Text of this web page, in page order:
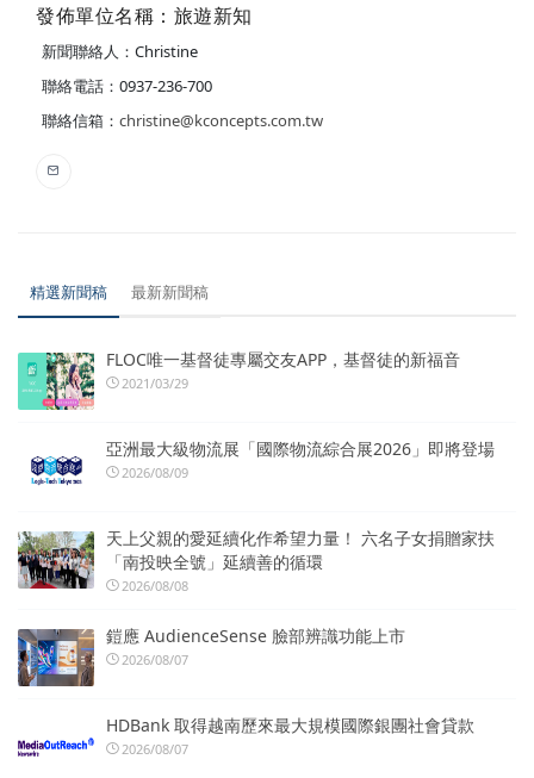
發佈單位名稱：旅遊新知
新聞聯絡人：Christine
聯絡電話：0937-236-700
聯絡信箱： christine@kconcepts.com.tw
精選新聞稿 最新新聞稿
FLOC唯一基督徒專屬交友APP，基督徒的新福音
2021/03/29
亞洲最大級物流展「國際物流綜合展2026」即將登場
2026/08/09
天上父親的愛延續化作希望力量！ 六名子女捐贈家扶
「南投映全號」延續善的循環
2026/08/08
鎧應 AudienceSense 臉部辨識功能上市
2026/08/07
HDBank 取得越南歷來最大規模國際銀團社會貸款
2026/08/07